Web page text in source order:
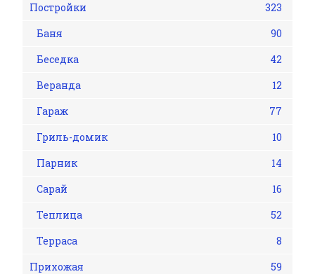
Постройки
323
Баня
90
Беседка
42
Веранда
12
Гараж
77
Гриль-домик
10
Парник
14
Сарай
16
Теплица
52
Терраса
8
Прихожая
59